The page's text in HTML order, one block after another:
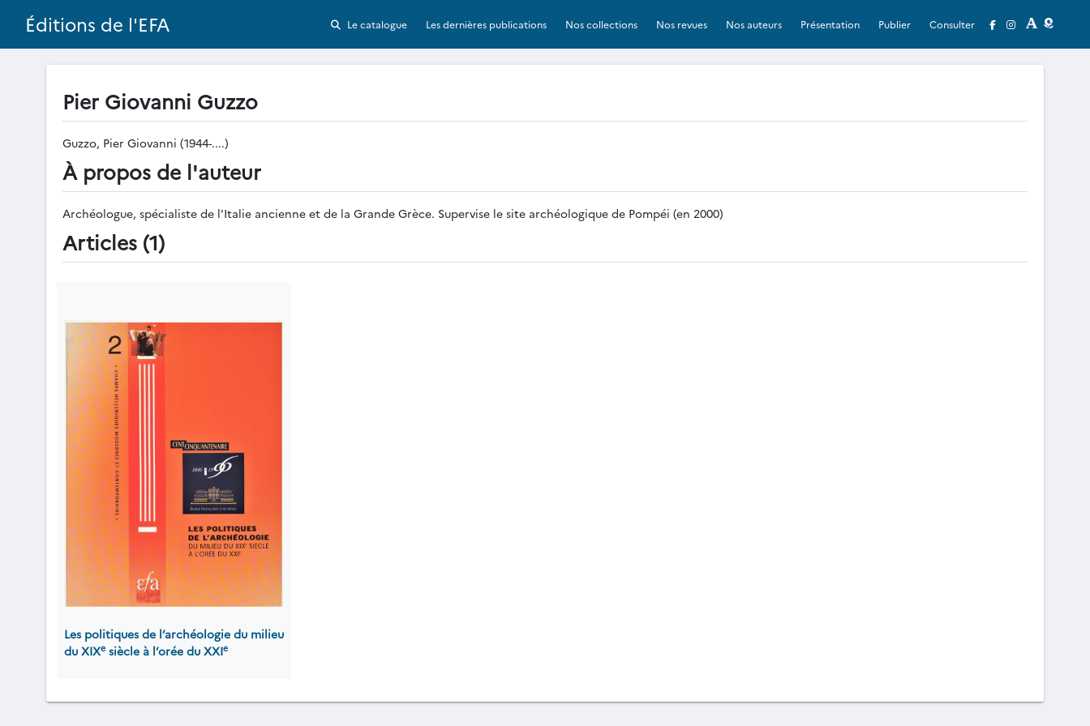
Éditions de l'EFA Le catalogue Les dernières publications Nos collections Nos revues Nos auteurs Présentation Publier Consulter
Pier Giovanni Guzzo
Guzzo, Pier Giovanni (1944-....)
À propos de l'auteur
Archéologue, spécialiste de l'Italie ancienne et de la Grande Grèce. Supervise le site archéologique de Pompéi (en 2000)
Articles (1)
Les politiques de l’archéologie du milieu
du XIXe siècle à l’orée du XXIe